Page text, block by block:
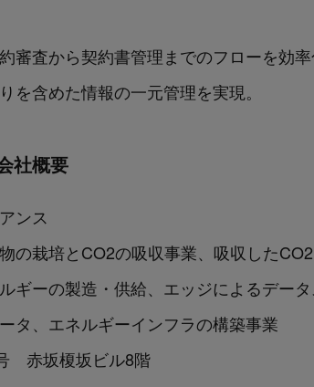
審査から契約書管理までのフローを効
含めた情報の一元管理を実現。
社概要
ンス
の栽培とCO2の吸収事業、吸収した
ギーの製造・供給、エッジによるデー
タ、エネルギーインフラの構築事業
赤坂榎坂ビル8階